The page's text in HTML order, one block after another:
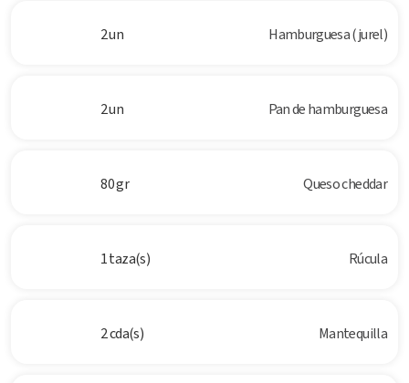
2 un Hamburguesa (jurel)
2 un Pan de hamburguesa
80 gr Queso cheddar
1 taza(s) Rúcula
2 cda(s) Mantequilla